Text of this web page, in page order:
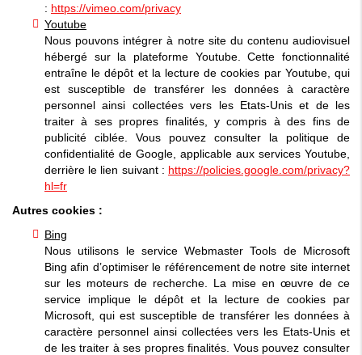
: https://vimeo.com/privacy
Youtube
Nous pouvons intégrer à notre site du contenu audiovisuel
hébergé sur la plateforme Youtube. Cette fonctionnalité
entraîne le dépôt et la lecture de cookies par Youtube, qui
est susceptible de transférer les données à caractère
personnel ainsi collectées vers les Etats-Unis et de les
traiter à ses propres finalités, y compris à des fins de
publicité ciblée. Vous pouvez consulter la politique de
confidentialité de Google, applicable aux services Youtube,
derrière le lien suivant : https://policies.google.com/privacy?
hl=fr
Autres cookies :
Bing
Nous utilisons le service Webmaster Tools de Microsoft
Bing afin d’optimiser le référencement de notre site internet
sur les moteurs de recherche. La mise en œuvre de ce
service implique le dépôt et la lecture de cookies par
Microsoft, qui est susceptible de transférer les données à
caractère personnel ainsi collectées vers les Etats-Unis et
de les traiter à ses propres finalités. Vous pouvez consulter